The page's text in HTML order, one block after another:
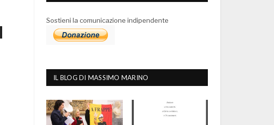
Sostieni la comunicazione indipendente
IL BLOG DI MASSIMO MARINO